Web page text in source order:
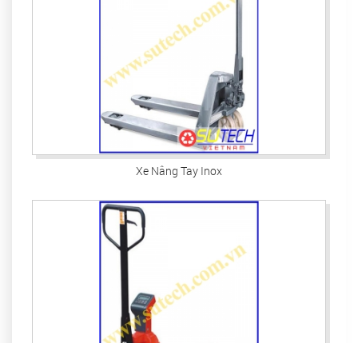
Xe Nâng Tay Inox